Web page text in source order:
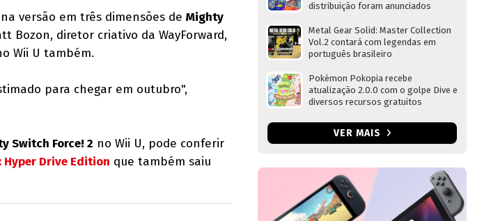
versão em três dimensões de Mighty
Bozon, diretor criativo da WayForward,
Wii U também.
para chegar em outubro",
Switch Force! 2 no Wii U, pode conferir
Hyper Drive Edition que também saiu
distribuição foram anunciados
Metal Gear Solid: Master Collection
Vol.2 contará com legendas em
português brasileiro
Pokémon Pokopia recebe
atualização 2.0.0 com o golpe Dive e
diversos recursos gratuitos
VER MAIS